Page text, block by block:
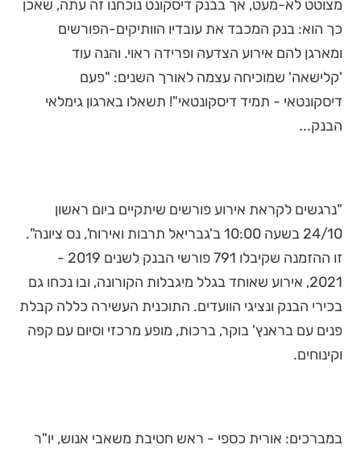
מצוטט לא-מעט, אך בבנק דיסקונט נוכחנו זה עתה, שאכן
כך הוא: בנק המכבד את עובדיו הוותיקים-הפורשים
ומארגן להם אירוע הצדעה ופרידה ראוי. והנה עוד
'קלישאה' שמוכיחה עצמה לאורך השנים: "פעם
דיסקונטאי - תמיד דיסקונטאי"! תשאלו בארגון גימלאי
הבנק...
"נרגשים לקראת אירוע פורשים שיתקיים ביום ראשון
24/10 בשעה 10:00 ב'גבריאל תרבות ואירוח', נס ציונה".
זו ההזמנה שקיבלו 791 פורשי הבנק לשנים 2019 -
2021, אירוע שאוחד בגלל מיגבלות הקורונה, ובו נכחו גם
בכירי הבנק ונציגי הוועדים. התוכנית העשירה כללה קבלת
פנים עם בראנץ' בוקר, ברכות, מופע מרכזי וסיום עם קפה
וקינוחים.
במברכים: אורית כספי - ראש חטיבת משאבי אנוש, יו"ר